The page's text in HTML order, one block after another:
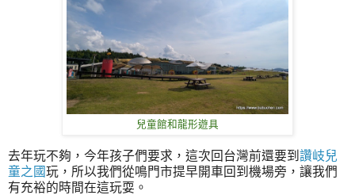
兒童館和龍形遊具
去年玩不夠，今年孩子們要求，這次回台灣前還要到 讚岐兒
童之國玩，所以我們從鳴門市提早開車回到機場旁，讓我們
有充裕的時間在這玩耍。